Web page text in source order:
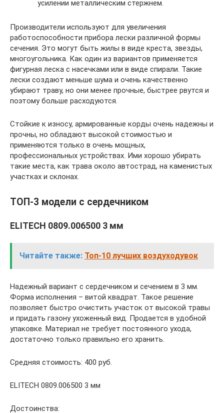
усилении металлическим стержнем.
Производители используют для увеличения
работоспособности прибора лески различной формы
сечения. Это могут быть жилы в виде креста, звезды,
многоугольника. Как один из вариантов применяется
фигурная леска с насечками или в виде спирали. Такие
лески создают меньше шума и очень качественно
убирают траву, но они менее прочные, быстрее рвутся и
поэтому больше расходуются.
Стойкие к износу, армированные корды очень надежны и
прочны, но обладают высокой стоимостью и
применяются только в очень мощных,
профессиональных устройствах. Ими хорошо убирать
такие места, как трава около автострад, на каменистых
участках и склонах.
ТОП-3 модели с сердечником
ELITECH 0809.006500 3 мм
Читайте также: Топ-10 лучших воздуходувок
Надежный вариант с сердечником и сечением в 3 мм.
Форма исполнения – витой квадрат. Такое решение
позволяет быстро очистить участок от высокой травы
и придать газону ухоженный вид. Продается в удобной
упаковке. Материал не требует постоянного ухода,
достаточно только правильно его хранить.
Средняя стоимость: 400 руб.
ELITECH 0809.006500 3 мм
Достоинства: